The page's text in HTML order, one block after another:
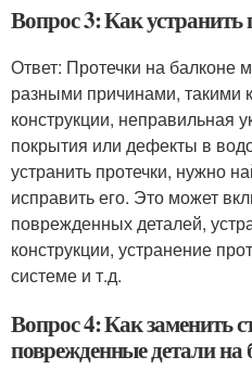
Вопрос 3: Как устранить
Ответ: Протечки на балконе
разными причинами, такими
конструкции, неправильная
покрытия или дефекты в
устранить протечки, нужно
исправить его. Это может
поврежденных деталей,
конструкции, устранение
системе и т.д.
Вопрос 4: Как заменить
поврежденные детали на